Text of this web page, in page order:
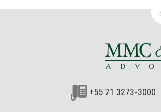
+55 71 3273-3000